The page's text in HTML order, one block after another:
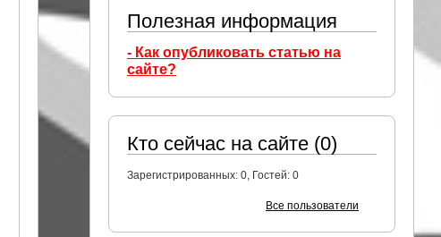
Полезная информация
- Как опубликовать статью на
сайте?
Кто сейчас на сайте (0)
Зарегистрированных: 0, Гостей: 0
Все пользователи